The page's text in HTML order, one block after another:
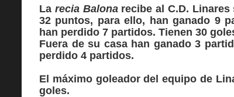
La recia Balonarecibe al C.D. Linares
32 puntos, para ello, han ganado 9
han perdido 7 partidos. Tienen 30
Fuera de su casa han ganado 3
perdido 4 partidos.
El máximo goleador del equipo de
goles.